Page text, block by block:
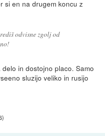
si en na drugem koncu z
odvisne zgolj od
in dostojno placo. Samo
sluzijo veliko in rusijo
)